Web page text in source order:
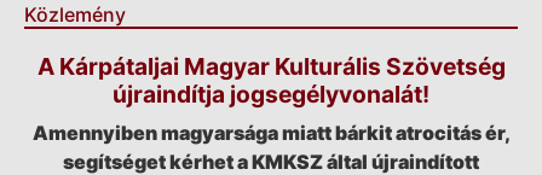
Közlemény
A Kárpátaljai Magyar Kulturális Szövetség
újraindítja jogsegélyvonalát!
Amennyiben magyarsága miatt bárkit atrocitás ér,
segítséget kérhet a KMKSZ által újraindított